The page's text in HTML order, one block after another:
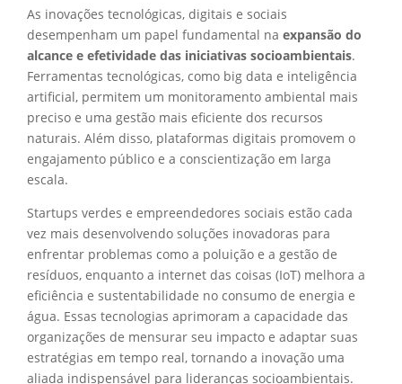
As inovações tecnológicas, digitais e sociais
desempenham um papel fundamental na expansão do
alcance e efetividade das iniciativas socioambientais.
Ferramentas tecnológicas, como big data e inteligência
artificial, permitem um monitoramento ambiental mais
preciso e uma gestão mais eficiente dos recursos
naturais. Além disso, plataformas digitais promovem o
engajamento público e a conscientização em larga
escala.
Startups verdes e empreendedores sociais estão cada
vez mais desenvolvendo soluções inovadoras para
enfrentar problemas como a poluição e a gestão de
resíduos, enquanto a internet das coisas (IoT) melhora a
eficiência e sustentabilidade no consumo de energia e
água. Essas tecnologias aprimoram a capacidade das
organizações de mensurar seu impacto e adaptar suas
estratégias em tempo real, tornando a inovação uma
aliada indispensável para lideranças socioambientais.